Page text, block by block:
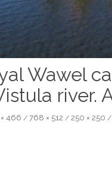
Wawel
river.
466 / 768 × 512 / 250 × 250 /